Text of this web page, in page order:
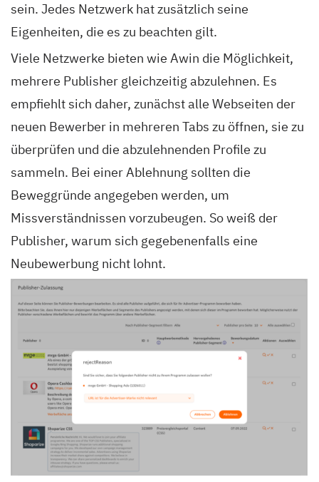
sein. Jedes Netzwerk hat zusätzlich seine
Eigenheiten, die es zu beachten gilt.
Viele Netzwerke bieten wie Awin die Möglichkeit,
mehrere Publisher gleichzeitig abzulehnen. Es
empfiehlt sich daher, zunächst alle Webseiten der
neuen Bewerber in mehreren Tabs zu öffnen, sie zu
überprüfen und die abzulehnenden Profile zu
sammeln. Bei einer Ablehnung sollten die
Beweggründe angegeben werden, um
Missverständnissen vorzubeugen. So weiß der
Publisher, warum sich gegebenenfalls eine
Neubewerbung nicht lohnt.